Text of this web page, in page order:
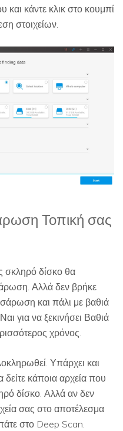
κάντε κλικ στο κουμπί
στοιχείων.
Τοπική σας
σκληρό δίσκο θα
Αλλά δεν βρήκε
σάρωση και πάλι με βαθιά
για να ξεκινήσει Βαθιά
χρόνος.
Υπάρχει και
δείτε κάποια αρχεία που
δίσκο. Αλλά αν δεν
σας στο αποτέλεσμα
στο Deep Scan.